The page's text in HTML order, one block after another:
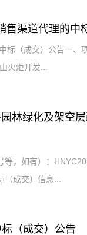
售渠道代理的中
（成交）公告一、
火炬开发...
林绿化及架空
，如有）：
成交）信息...
（成交）公告